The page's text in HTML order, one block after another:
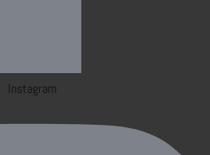
Instagram